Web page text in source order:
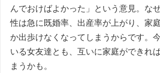
んでおけばよかった」という意見。なぜ
性は急に既婚率、出産率が上がり、家
か出歩けなくなってしまうからです。
いる女友達とも、互いに家庭ができれ
まうかも。